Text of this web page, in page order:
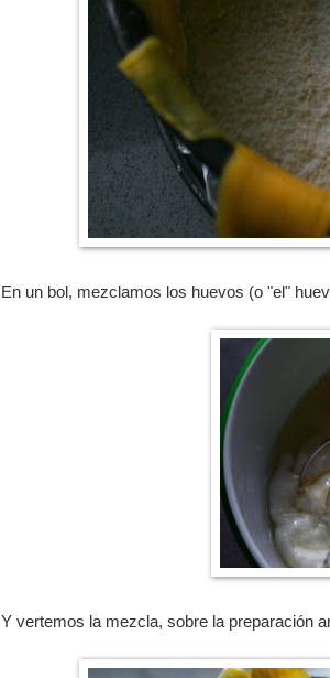
En un bol, mezclamos los huevos (o "el"
Y vertemos la mezcla, sobre la preparación